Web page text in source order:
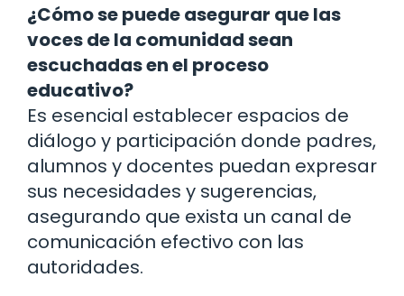
¿Cómo se puede asegurar que las
voces de la comunidad sean
escuchadas en el proceso
educativo?
Es esencial establecer espacios de
diálogo y participación donde padres,
alumnos y docentes puedan expresar
sus necesidades y sugerencias,
asegurando que exista un canal de
comunicación efectivo con las
autoridades.